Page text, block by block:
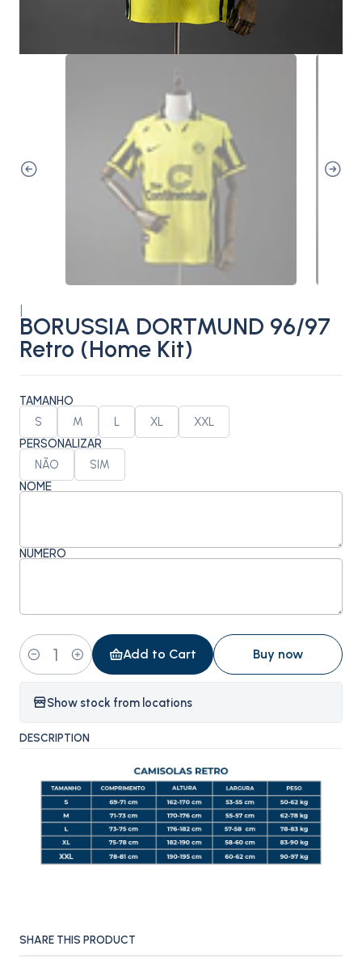
BORUSSIA DORTMUND 96/97
Retro (Home Kit)
TAMANHO
S M L XL XXL
PERSONALIZAR
NÃO SIM
NOME
NÚMERO
Quantity
Add to Cart Buy now
Show stock from locations
DESCRIPTION
SHARE THIS PRODUCT